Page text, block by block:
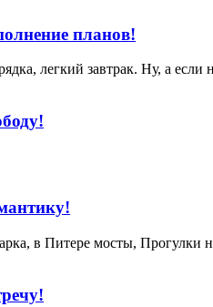
планов!
легкий завтрак. Ну, а если
в Питере мосты, Прогулки